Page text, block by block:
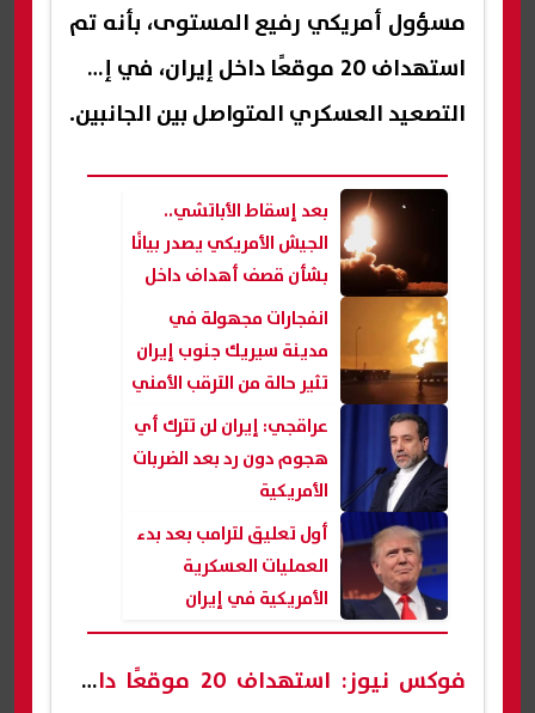
مسؤول أمريكي رفيع المستوى، بأنه تم
استهداف 20 موقعًا داخل إيران، في إطار
التصعيد العسكري المتواصل بين الجانبين.
بعد إسقاط الأباتشي..
الجيش الأمريكي يصدر بيانًا
بشأن قصف أهداف داخل
إيران
انفجارات مجهولة في
مدينة سيريك جنوب إيران
تثير حالة من الترقب الأمني
عراقجي: إيران لن تترك أي
هجوم دون رد بعد الضربات
الأمريكية
أول تعليق لترامب بعد بدء
العمليات العسكرية
الأمريكية في إيران
فوكس نيوز: استهداف 20 موقعًا داخل